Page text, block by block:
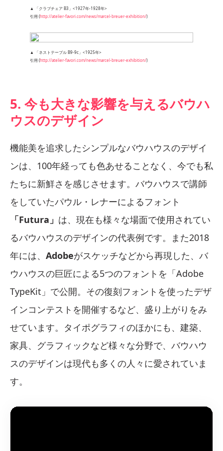
▲ 「クラブチェア B3」<1927年-1928年>
引用 (http://atelier-favori.com/news/marcel-breuer-exhibition/)
▲ 「ネストテーブル B9-9c」<1925年>
引用 (http://atelier-favori.com/news/marcel-breuer-exhibition/)
5. 今も大きな影響を与えるバウハ
ウスのデザイン
機能美を追求したシンプルなバウハウスのデザイ
ンは、100年経っても色あせることなく、今でも私
たちに新鮮さを感じさせます。バウハウスで講師
をしていたパウル・レナーによるフォント
「Futura」 は、現在も様々な場面で使用されてい
るバウハウスのデザインの代表例です。また2018
年には、 Adobeがスケッチなどから再現した、バ
ウハウスの巨匠による5つのフォントを「Adobe
TypeKit」で公開。その復刻フォントを使ったデザ
インコンテストを開催するなど、盛り上がりをみ
せています。タイポグラフィのほかにも、建築、
家具、グラフィックなど様々な分野で、バウハウ
スのデザインは現代も多くの人々に愛されていま
す。